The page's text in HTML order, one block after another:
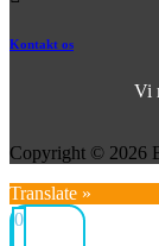
Kontakt os
Vi
Copyright © 2026
Translate »
0